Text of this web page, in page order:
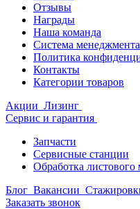
Отзывы
Награды
Наша команда
Система менеджмента
Политика
Контакты
Категории товаров
Акции Лизинг
Сервис и гарантия
Запчасти
Сервисные станции
Обработка листового
Блог Вакансии
Заказать звонок